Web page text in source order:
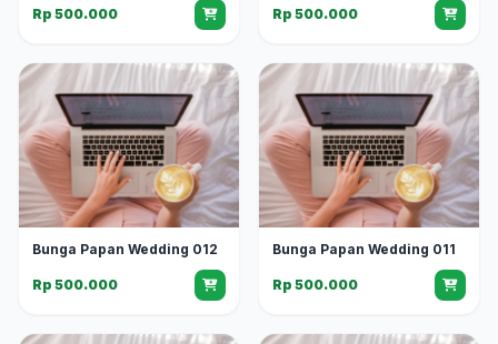
Rp 500.000 Rp 500.000
Bunga Papan Wedding 012
Rp 500.000
Bunga Papan Wedding 011
Rp 500.000